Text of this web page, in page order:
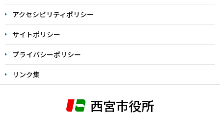
アクセシビリティポリシー
サイトポリシー
プライバシーポリシー
リンク集
西宮市役所